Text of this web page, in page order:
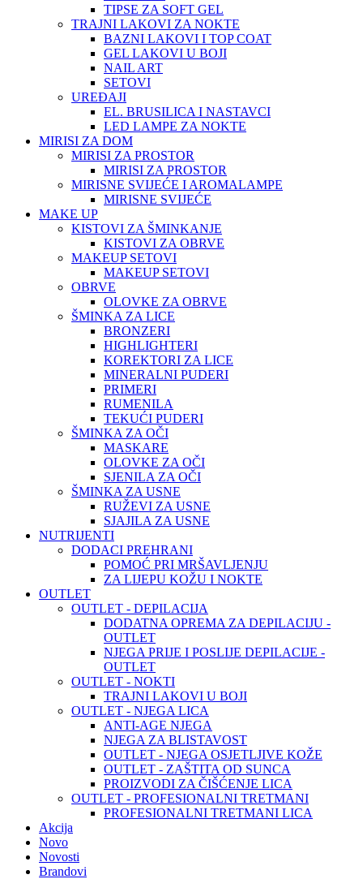
TIPSE ZA SOFT GEL
TRAJNI LAKOVI ZA NOKTE
BAZNI LAKOVI I TOP COAT
GEL LAKOVI U BOJI
NAIL ART
SETOVI
UREĐAJI
EL. BRUSILICA I NASTAVCI
LED LAMPE ZA NOKTE
MIRISI ZA DOM
MIRISI ZA PROSTOR
MIRISI ZA PROSTOR
MIRISNE SVIJEĆE I AROMALAMPE
MIRISNE SVIJEĆE
MAKE UP
KISTOVI ZA ŠMINKANJE
KISTOVI ZA OBRVE
MAKEUP SETOVI
MAKEUP SETOVI
OBRVE
OLOVKE ZA OBRVE
ŠMINKA ZA LICE
BRONZERI
HIGHLIGHTERI
KOREKTORI ZA LICE
MINERALNI PUDERI
PRIMERI
RUMENILA
TEKUĆI PUDERI
ŠMINKA ZA OČI
MASKARE
OLOVKE ZA OČI
SJENILA ZA OČI
ŠMINKA ZA USNE
RUŽEVI ZA USNE
SJAJILA ZA USNE
NUTRIJENTI
DODACI PREHRANI
POMOĆ PRI MRŠAVLJENJU
ZA LIJEPU KOŽU I NOKTE
OUTLET
OUTLET - DEPILACIJA
DODATNA OPREMA ZA DEPILACIJU -
OUTLET
NJEGA PRIJE I POSLIJE DEPILACIJE -
OUTLET
OUTLET - NOKTI
TRAJNI LAKOVI U BOJI
OUTLET - NJEGA LICA
ANTI-AGE NJEGA
NJEGA ZA BLISTAVOST
OUTLET - NJEGA OSJETLJIVE KOŽE
OUTLET - ZAŠTITA OD SUNCA
PROIZVODI ZA ČIŠĆENJE LICA
OUTLET - PROFESIONALNI TRETMANI
PROFESIONALNI TRETMANI LICA
Akcija
Novo
Novosti
Brandovi